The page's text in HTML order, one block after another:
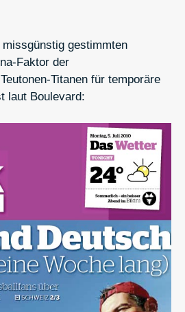
gestimmten
Faktor der
Titanen für temporäre
laut Boulevard: